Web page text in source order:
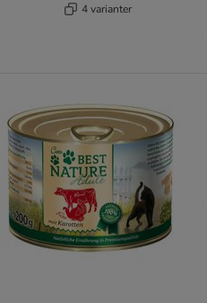
4 varianter